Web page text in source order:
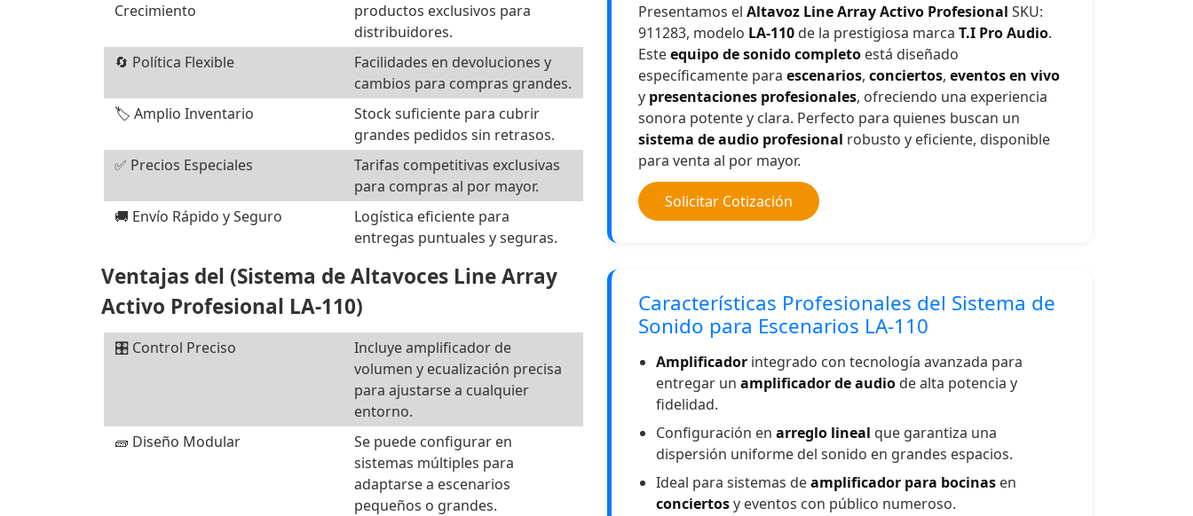
Crecimiento
productos exclusivos para
distribuidores.
🔄 Política Flexible
Facilidades en devoluciones y
cambios para compras grandes.
🏷️ Amplio Inventario
Stock suficiente para cubrir
grandes pedidos sin retrasos.
✅ Precios Especiales
Tarifas competitivas exclusivas
para compras al por mayor.
🚚 Envío Rápido y Seguro
Logística eficiente para
entregas puntuales y seguras.
Ventajas del (Sistema de Altavoces Line Array
Activo Profesional LA-110)
🎛️ Control Preciso
Incluye amplificador de
volumen y ecualización precisa
para ajustarse a cualquier
entorno.
🧱 Diseño Modular
Se puede configurar en
sistemas múltiples para
adaptarse a escenarios
pequeños o grandes.
Presentamos el Altavoz Line Array Activo Profesional SKU:
911283, modelo LA-110 de la prestigiosa marca T.I Pro Audio.
Esteequipo de sonido completo está diseñado
específicamente para escenarios, conciertos, eventos en vivo
y presentaciones profesionales, ofreciendo una experiencia
sonora potente y clara. Perfecto para quienes buscan un
sistema de audio profesional robusto y eficiente, disponible
para venta al por mayor.
Solicitar Cotización
Características Profesionales del Sistema de
Sonido para Escenarios LA-110
Amplificador integrado con tecnología avanzada para
entregar un amplificador de audio de alta potencia y
fidelidad.
Configuración en arreglo lineal que garantiza una
dispersión uniforme del sonido en grandes espacios.
Ideal para sistemas deamplificador para bocinas en
conciertosy eventos con público numeroso.